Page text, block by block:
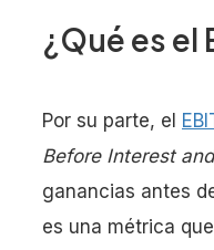
¿Qué es el
Por su parte, el
Before Interest
ganancias antes
es una métrica